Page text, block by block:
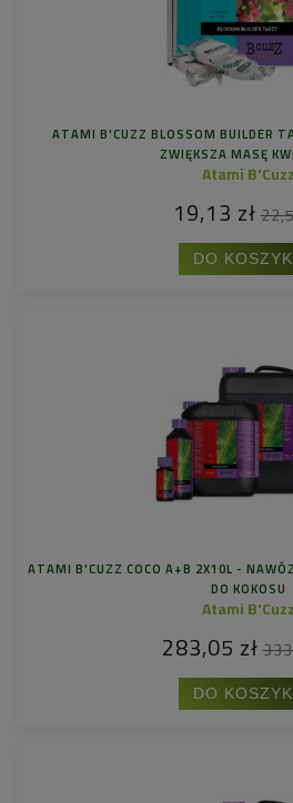
ATAMI B'CUZZ BLOSSOM BUILDER
ZWIĘKSZA MASĘ
Atami B'Cuzz
19,13 zł
DO
ATAMI B'CUZZ COCO A+B 2X10L -
DO KOKOSU
Atami B'Cuzz
283,05 zł
DO